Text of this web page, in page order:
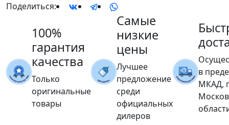
Поделиться:
100%
гарантия
качества
Только
оригинальные
товары
Самые
низкие
цены
Лучшее
предложение
среди
официальных
дилеров
в
МКАД,